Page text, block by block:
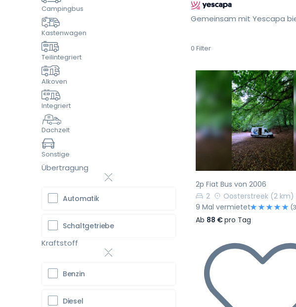
Gemeinsam mit Yescapa
0 Filter
Vorherige
2p Fiat Bus von 2006
2
Oosterstreek (2 km)
9 Mal vermietet
Ab 88 €pro Tag
Campingbus
Kastenwagen
Teilintegriert
Alkoven
Integriert
Dachzelt
Sonstige
Übertragung
Automatik
Schaltgetriebe
Kraftstoff
Benzin
Diesel